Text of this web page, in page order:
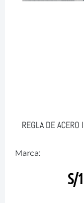
REGLA DE
Marca:
S/